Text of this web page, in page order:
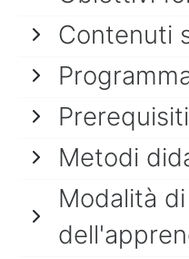
Contenuti
Prerequisiti
Metodi
Modalità